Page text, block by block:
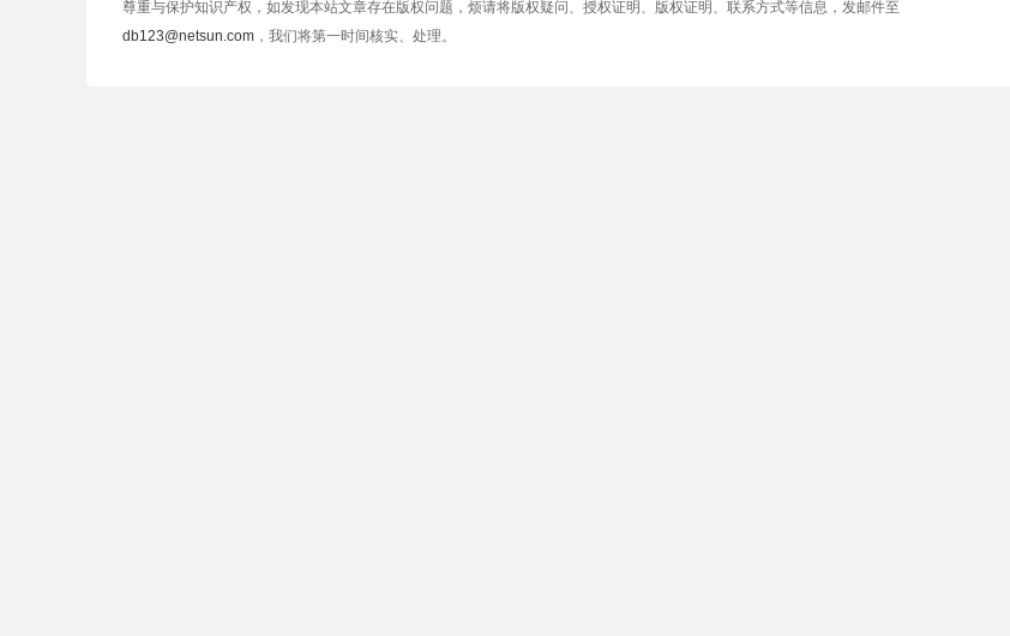
尊重与保护知识产权，如发现本站文章存在版权问题，烦请将版权疑问、授权证明、版权证明、联系方式等信息，发邮件至
db123@netsun.com ，我们将第一时间核实、处理。